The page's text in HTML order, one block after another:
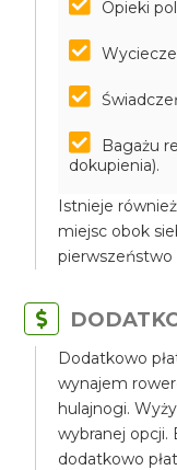
Opieki
Bagażu
dokupienia).
Istnieje
miejsc obok
pierwszeństwo
Dodatkowo
wynajem
hulajnogi.
wybranej opcji.
dodatkowo